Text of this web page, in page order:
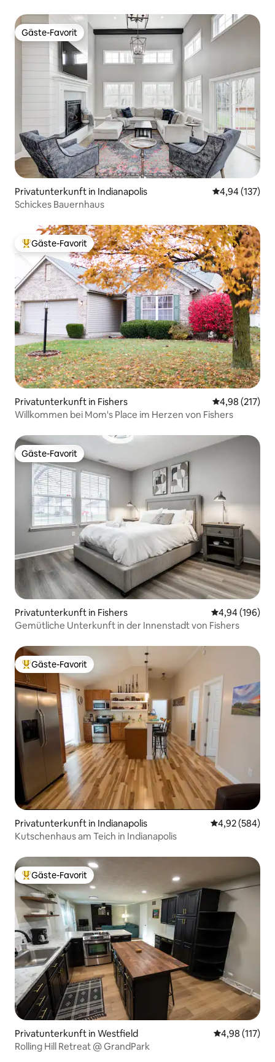
Gäste-Favorit
Gäste-Favorit
Privatunterkunft in Indianapolis
4,94 (137)
Schickes Bauernhaus
Beliebter Gäste-Favorit.
Gäste-Favorit
Privatunterkunft in Fishers
4,98 (217)
Willkommen bei Mom's Place im Herzen von Fishers
Gäste-Favorit
Gäste-Favorit
Privatunterkunft in Fishers
4,94 (196)
Gemütliche Unterkunft in der Innenstadt von Fishers
Beliebter Gäste-Favorit.
Gäste-Favorit
Privatunterkunft in Indianapolis
4,92 (584)
Kutschenhaus am Teich in Indianapolis
Beliebter Gäste-Favorit.
Gäste-Favorit
Privatunterkunft in Westfield
4,98 (117)
Rolling Hill Retreat @ GrandPark